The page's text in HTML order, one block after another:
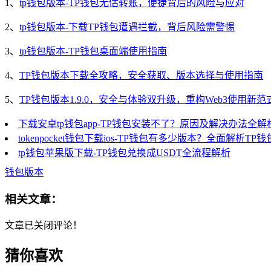
1、 tp钱包版本-TP钱包无估转账，便捷背后的风险与应对
2、 tp钱包版本-下载TP钱包遭遇拦截，背后风险需警惕
3、 tp钱包版本-TP钱包桌面端使用指南
4、 TP钱包版本下载全攻略，安全获取、版本选择与使用指南
5、 TP钱包版本1.9.0，安全与体验双升级，重构Web3使用新范
下载安卓tp钱包app-TP钱包安装不了？原因及解决办法全解
tokenpocket钱包下载ios-TP钱包有多少版本？全面解析TP钱
tp钱包苹果版下载-TP钱包兑换成USDT全流程解析
钱包版本
相关文章：
文章已关闭评论！
猜你喜欢